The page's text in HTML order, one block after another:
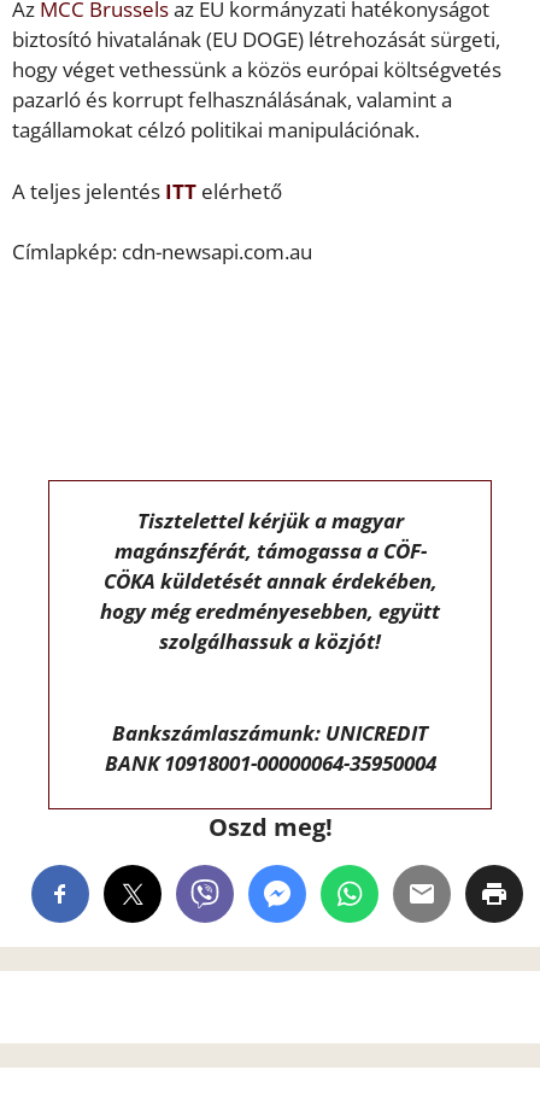
Az MCC Brusselsaz EU kormányzati hatékonyságot
biztosító hivatalának (EU DOGE) létrehozását sürgeti,
hogy véget vethessünk a közös európai költségvetés
pazarló és korrupt felhasználásának, valamint a
tagállamokat célzó politikai manipulációnak.
A teljes jelentés ITT elérhető
Címlapkép: cdn-newsapi.com.au
Tisztelettel kérjük a magyar
magánszférát, támogassa a CÖF-
CÖKA küldetését annak érdekében,
hogy még eredményesebben, együtt
szolgálhassuk a közjót!
Bankszámlaszámunk: UNICREDIT
BANK 10918001-00000064-35950004
Oszd meg!